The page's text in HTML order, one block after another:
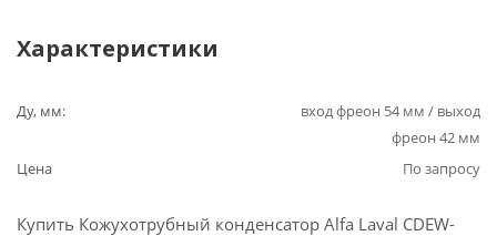
Характеристики
Ду, мм:
вход фреон 54 мм / выход
фреон 42 мм
Цена
По запросу
Купить Кожухотрубный конденсатор Alfa Laval CDEW-